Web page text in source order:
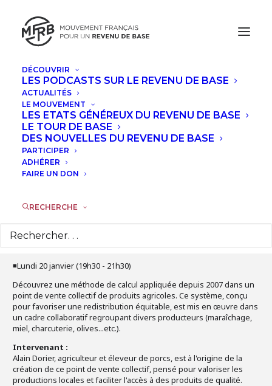
DÉCOUVRIR
LES PODCASTS SUR LE REVENU DE BASE
ACTUALITÉS
LE MOUVEMENT
LES ETATS GÉNÉREUX DU REVENU DE BASE
LE TOUR DE BASE
DES NOUVELLES DU REVENU DE BASE
PARTICIPER
ADHÉRER
FAIRE UN DON
RECHERCHE
JANVIER, 2025
FORMATION : FONCTIONNEMENT
CONCRET DE LA REDISTRIBUTION
◾Lundi 20 janvier (19h30 - 21h30)
Découvrez une méthode de calcul appliquée depuis 2007 dans un
point de vente collectif de produits agricoles. Ce système, conçu
pour favoriser une redistribution équitable, est mis en œuvre dans
un cadre collaboratif regroupant divers producteurs (maraîchage,
miel, charcuterie, olives...etc.).
Intervenant :
Alain Dorier, agriculteur et éleveur de porcs, est à l'origine de la
création de ce point de vente collectif, pensé pour valoriser les
productions locales et faciliter l'accès à des produits de qualité.